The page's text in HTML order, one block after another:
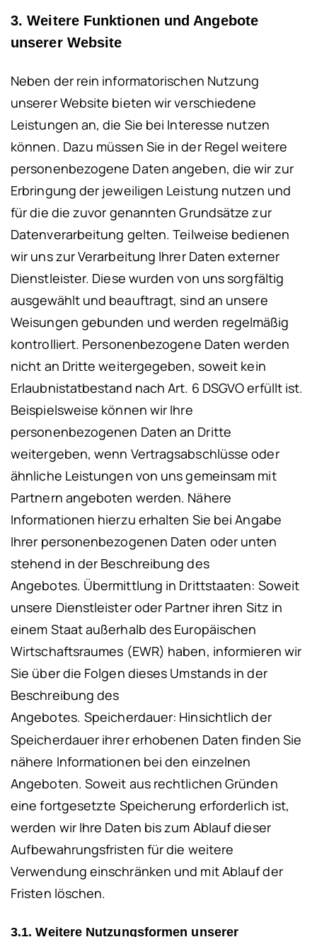
3. Weitere Funktionen und Angebote
unserer Website
Neben der rein informatorischen Nutzung
unserer Website bieten wir verschiedene
Leistungen an, die Sie bei Interesse nutzen
können. Dazu müssen Sie in der Regel weitere
personenbezogene Daten angeben, die wir zur
Erbringung der jeweiligen Leistung nutzen und
für die die zuvor genannten Grundsätze zur
Datenverarbeitung gelten.Teilweise bedienen
wir uns zur Verarbeitung Ihrer Daten externer
Dienstleister. Diese wurden von uns sorgfältig
ausgewählt und beauftragt, sind an unsere
Weisungen gebunden und werden regelmäßig
kontrolliert. Personenbezogene Daten werden
nicht an Dritte weitergegeben, soweit kein
Erlaubnistatbestand nach Art. 6 DSGVO erfüllt ist.
Beispielsweise können wir Ihre
personenbezogenen Daten an Dritte
weitergeben, wenn Vertragsabschlüsse oder
ähnliche Leistungen von uns gemeinsam mit
Partnern angeboten werden. Nähere
Informationen hierzu erhalten Sie bei Angabe
Ihrer personenbezogenen Daten oder unten
stehend in der Beschreibung des
Angebotes. Übermittlung in Drittstaaten: Soweit
unsere Dienstleister oder Partner ihren Sitz in
einem Staat außerhalb des Europäischen
Wirtschaftsraumes (EWR) haben, informieren wir
Sie über die Folgen dieses Umstands in der
Beschreibung des
Angebotes. Speicherdauer: Hinsichtlich der
Speicherdauer ihrer erhobenen Daten finden Sie
nähere Informationen bei den einzelnen
Angeboten. Soweit aus rechtlichen Gründen
eine fortgesetzte Speicherung erforderlich ist,
werden wir Ihre Daten bis zum Ablauf dieser
Aufbewahrungsfristen für die weitere
Verwendung einschränken und mit Ablauf der
Fristen löschen.
3.1. Weitere Nutzungsformen unserer